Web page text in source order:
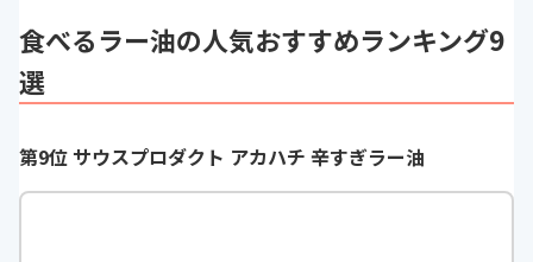
食べるラー油の人気おすすめランキング9
選
第9位 サウスプロダクト アカハチ 辛すぎラー油